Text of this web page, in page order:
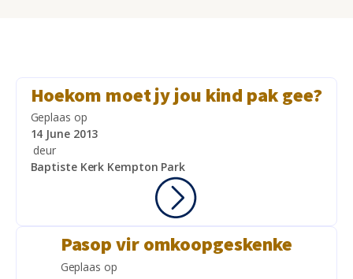
Hoekom moet jy jou kind pak gee?
Geplaas op
14 June 2013
deur
Baptiste Kerk Kempton Park
Pasop vir omkoopgeskenke
Geplaas op